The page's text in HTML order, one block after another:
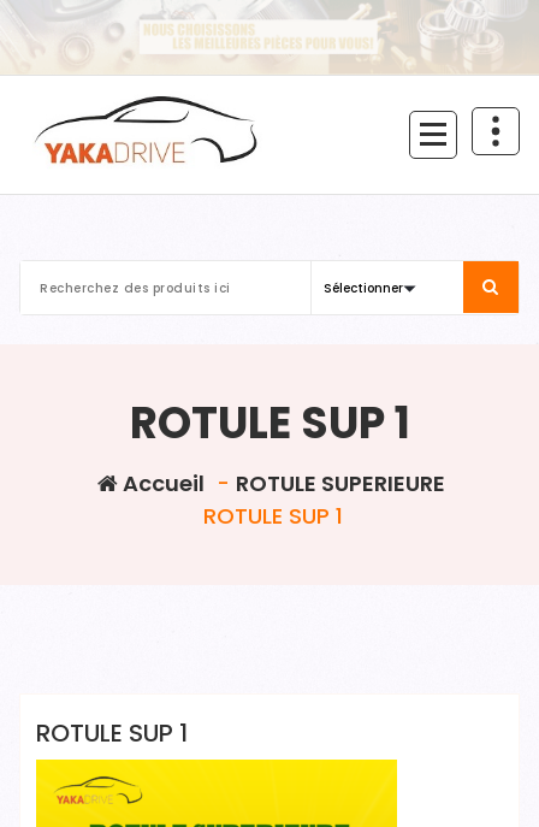
Aller
contenu
ROTULE SUP 1
Accueil - ROTULE SUPERIEURE
ROTULE SUP 1
ROTULE SUP 1